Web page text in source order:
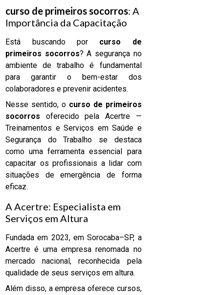
curso de primeiros socorros: A
Importância da Capacitação
Está buscando por curso de
primeiros socorros? A segurança no
ambiente de trabalho é fundamental
para garantir o bem-estar dos
colaboradores e prevenir acidentes.
Nesse sentido, o curso de primeiros
socorros oferecido pela Acertre —
Treinamentos e Serviços em Saúde e
Segurança do Trabalho se destaca
como uma ferramenta essencial para
capacitar os profissionais a lidar com
situações de emergência de forma
eficaz.
A Acertre: Especialista em
Serviços em Altura
Fundada em 2023, em Sorocaba–SP, a
Acertre é uma empresa renomada no
mercado nacional, reconhecida pela
qualidade de seus serviços em altura.
Além disso, a empresa oferece cursos,